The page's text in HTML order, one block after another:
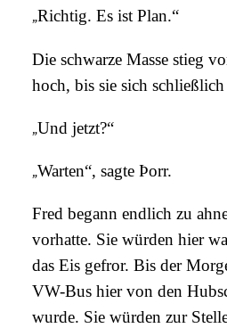
„Richtig. Es ist Plan.“
Die schwarze Masse stieg
hoch, bis sie sich
„Und jetzt?“
„Warten“, sagte Þorr.
Fred begann endlich zu
vorhatte. Sie würden hier
das Eis gefror. Bis der
VW-Bus hier von den
wurde. Sie würden zur